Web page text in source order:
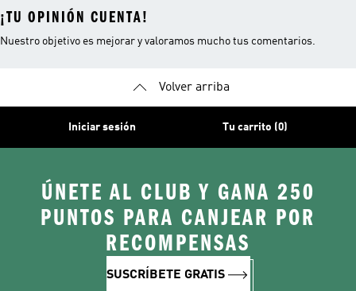
¡TU OPINIÓN CUENTA!
Nuestro objetivo es mejorar y valoramos mucho tus comentarios.
Volver arriba
Iniciar sesión Tu carrito (0)
ÚNETE AL CLUB Y GANA 250
PUNTOS PARA CANJEAR POR
RECOMPENSAS
SUSCRÍBETE GRATIS